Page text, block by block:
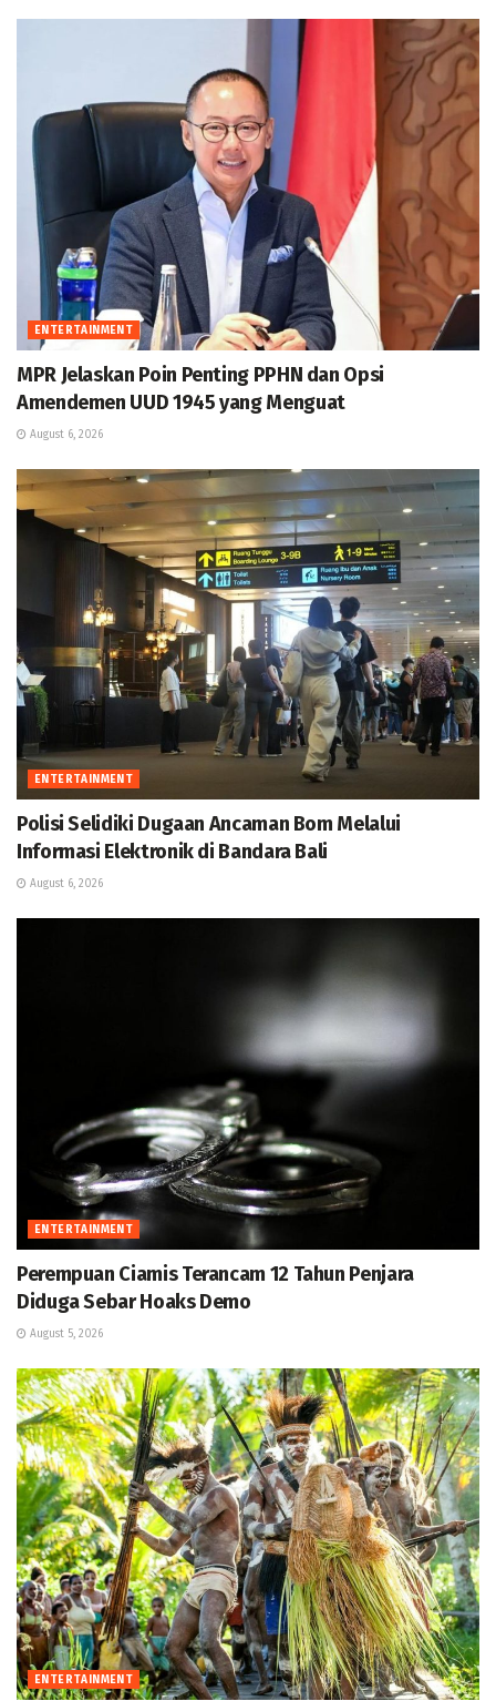
ENTERTAINMENT
MPR Jelaskan Poin Penting PPHN dan Opsi
Amendemen UUD 1945 yang Menguat
August 6, 2026
ENTERTAINMENT
Polisi Selidiki Dugaan Ancaman Bom Melalui
Informasi Elektronik di Bandara Bali
August 6, 2026
ENTERTAINMENT
Perempuan Ciamis Terancam 12 Tahun Penjara
Diduga Sebar Hoaks Demo
August 5, 2026
ENTERTAINMENT